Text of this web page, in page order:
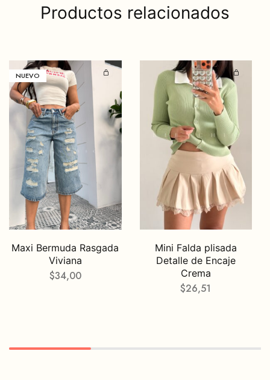
Productos relacionados
NUEVO
Maxi Bermuda Rasgada
Viviana
$34,00
Mini Falda plisada
Detalle de Encaje
Crema
$26,51